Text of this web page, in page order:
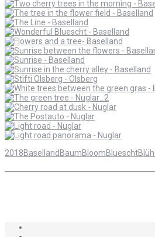
2018Baselland BaumBloomBluescht